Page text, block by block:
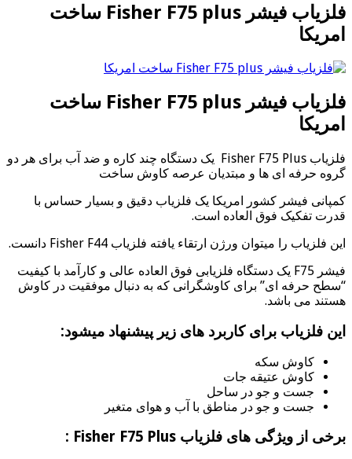
فلزیاب فیشر Fisher F75 plus ساخت
امریکا
فلزیاب فیشر Fisher F75 plus ساخت
امریکا
فلزیاب Fisher F75 Plus یک دستگاه چند کاره و ضد آب برای هر دو
گروه حرفه ای ها و مبتدیان عرصه کاوش ساخت
کمپانی فیشر کشور امریکا یک فلزیاب دقیق و بسیار حساس با
قدرت تفکیک فوق العاده است.
این فلزیاب را میتوان ورژن ارتقاء یافته فلزیاب Fisher F44 دانست.
فیشر F75 یک دستگاه فلزیابی فوق العاده عالی و کارآمد با کیفیت
“سطح حرفه ای” برای کاوشگرانی که به دنبال موفقیت در کاوش
هستند می باشد.
این فلزیاب برای کاربرد های زیر پیشنهاد میشود:
کاوش سکه
کاوش عتیقه جات
جست و جو در ساحل
جست و جو در مناطق با آب و هوای متغیر
برخی از ویژگی های فلزیاب Fisher F75 Plus :